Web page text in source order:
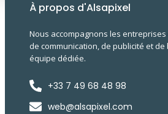
À propos d'Alsapixel
Nous accompagnons les
de communication, de publicité et
équipe dédiée.
+33 7 49 68 48 98
web@alsapixel.com